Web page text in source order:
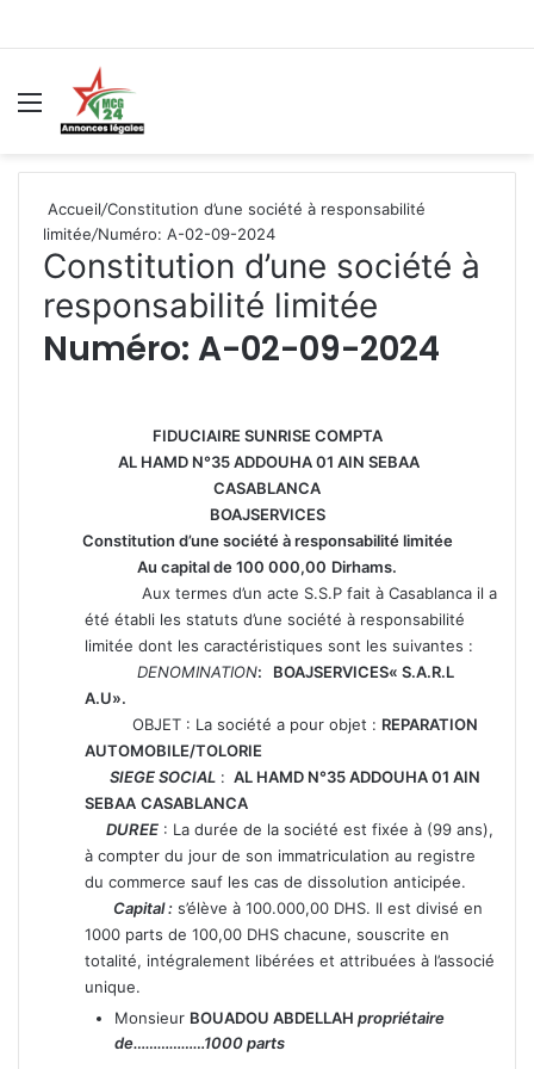
Menu
Accueil/Constitution d’une société à responsabilité
limitée/Numéro: A-02-09-2024
Constitution d’une société à
responsabilité limitée
Numéro: A-02-09-2024
FIDUCIAIRE SUNRISE COMPTA
AL HAMD N°35 ADDOUHA 01 AIN SEBAA
CASABLANCA
BOAJSERVICES
Constitution d’une société à responsabilité limitée
Au capital de 100 000,00 Dirhams.
Aux termes d’un acte S.S.P fait à Casablanca il a
été établi les statuts d’une société à responsabilité
limitée dont les caractéristiques sont les suivantes :
DENOMINATION: BOAJSERVICES« S.A.R.L
A.U».
OBJET : La société a pour objet : REPARATION
AUTOMOBILE/TOLORIE
SIEGE SOCIAL : AL HAMD N°35 ADDOUHA 01 AIN
SEBAA CASABLANCA
DUREE : La durée de la société est fixée à (99 ans),
à compter du jour de son immatriculation au registre
du commerce sauf les cas de dissolution anticipée.
Capital : s’élève à 100.000,00 DHS. Il est divisé en
1000 parts de 100,00 DHS chacune, souscrite en
totalité, intégralement libérées et attribuées à l’associé
unique.
Monsieur BOUADOU ABDELLAH propriétaire
de………………1000 parts